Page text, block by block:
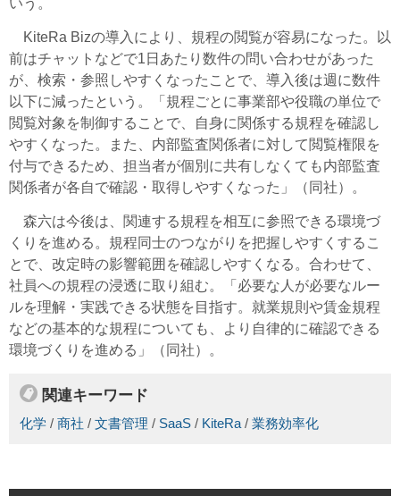
KiteRa Bizの導入により、規程の閲覧が容易になった。以
前はチャットなどで1日あたり数件の問い合わせがあった
が、検索・参照しやすくなったことで、導入後は週に数件
以下に減ったという。「規程ごとに事業部や役職の単位で
閲覧対象を制御することで、自身に関係する規程を確認し
やすくなった。また、内部監査関係者に対して閲覧権限を
付与できるため、担当者が個別に共有しなくても内部監査
関係者が各自で確認・取得しやすくなった」（同社）。
森六は今後は、関連する規程を相互に参照できる環境づ
くりを進める。規程同士のつながりを把握しやすくするこ
とで、改定時の影響範囲を確認しやすくなる。合わせて、
社員への規程の浸透に取り組む。「必要な人が必要なルー
ルを理解・実践できる状態を目指す。就業規則や賃金規程
などの基本的な規程についても、より自律的に確認できる
環境づくりを進める」（同社）。
関連キーワード
化学 / 商社 / 文書管理 / SaaS / KiteRa / 業務効率化